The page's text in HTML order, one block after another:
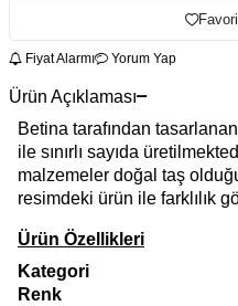
Fiyat Alarmı Yorum Yap
Ürün Açıklaması
Betina tarafından
ile sınırlı sayıda
malzemeler doğal taş
resimdeki ürün ile farklılık
Ürün Özellikleri
Kategori
Renk